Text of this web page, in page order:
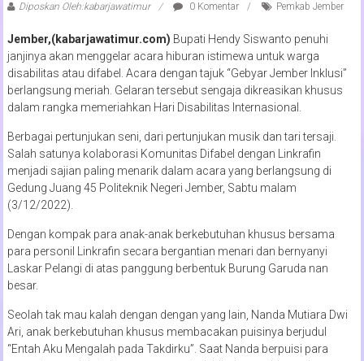
Diposkan Oleh:kabarjawatimur 0 Komentar Pemkab Jember
Jember,(kabarjawatimur.com) Bupati Hendy Siswanto penuhi
janjinya akan menggelar acara hiburan istimewa untuk warga
disabilitas atau difabel. Acara dengan tajuk “Gebyar Jember Inklusi”
berlangsung meriah. Gelaran tersebut sengaja dikreasikan khusus
dalam rangka memeriahkan Hari Disabilitas Internasional.
Berbagai pertunjukan seni, dari pertunjukan musik dan tari tersaji.
Salah satunya kolaborasi Komunitas Difabel dengan Linkrafin
menjadi sajian paling menarik dalam acara yang berlangsung di
Gedung Juang 45 Politeknik Negeri Jember, Sabtu malam
(3/12/2022).
Dengan kompak para anak-anak berkebutuhan khusus bersama
para personil Linkrafin secara bergantian menari dan bernyanyi
Laskar Pelangi di atas panggung berbentuk Burung Garuda nan
besar.
Seolah tak mau kalah dengan dengan yang lain, Nanda Mutiara Dwi
Ari, anak berkebutuhan khusus membacakan puisinya berjudul
“Entah Aku Mengalah pada Takdirku”. Saat Nanda berpuisi para